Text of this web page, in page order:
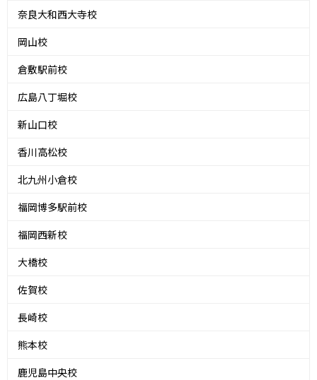
奈良大和西大寺校
岡山校
倉敷駅前校
広島八丁堀校
新山口校
香川高松校
北九州小倉校
福岡博多駅前校
福岡西新校
大橋校
佐賀校
長崎校
熊本校
鹿児島中央校